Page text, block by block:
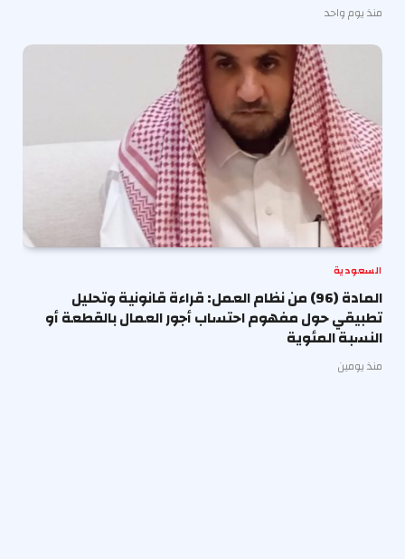
منذ يوم واحد
السعودية
المادة (96) من نظام العمل: قراءة قانونية وتحليل
تطبيقي حول مفهوم احتساب أجور العمال بالقطعة أو
النسبة المئوية
منذ يومين